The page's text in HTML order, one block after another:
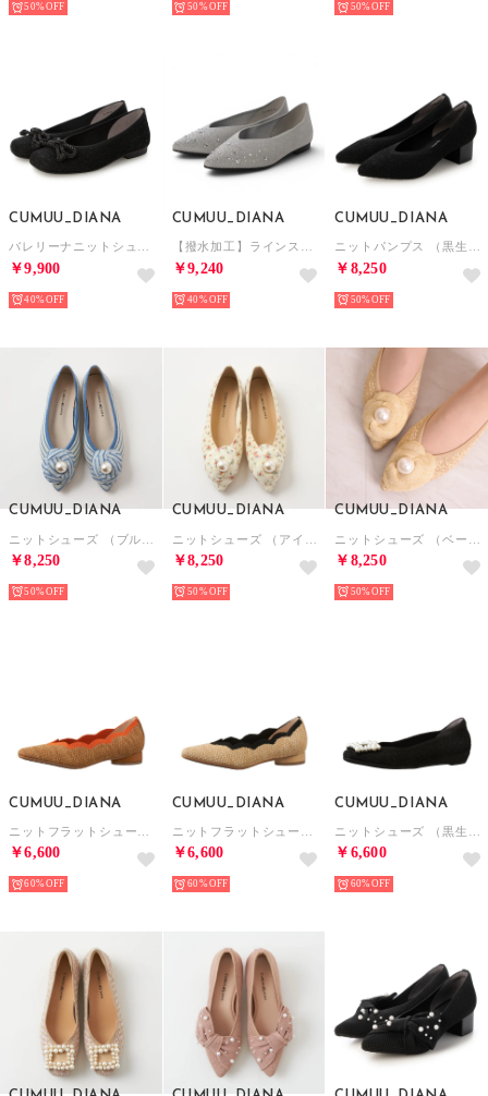
50% 50% 50%
CUMUU_DIANA
バレリーナニットシューズ （黒生地）
￥9,900
40%
CUMUU_DIANA
【撥水加工】ラインストーン フラットシューズ （シルバー生地）
￥9,240
40%
CUMUU_DIANA
ニットパンプス （黒生地）
￥8,250
50%
CUMUU_DIANA
￥8,250
50%
CUMUU_DIANA
￥8,250
50%
CUMUU_DIANA
￥8,250
50%
CUMUU_DIANA
￥6,600
60%
CUMUU_DIANA
￥6,600
60%
CUMUU_DIANA
￥6,600
60%